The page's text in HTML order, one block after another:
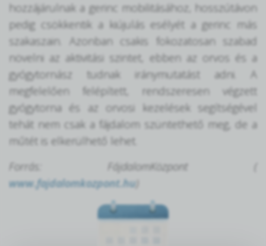
hozzájárulnak a gerinc mobilitásához, hosszútávon
pedig csökkentik a kiújulás esélyét a gerinc más
szakaszain. Azonban csakis fokozatosan szabad
növelni az aktivitási szintet, ebben az orvos és a
gyógytornász tudnak iránymutatást adni. A
megfelelően felépített, rendszeresen végzett
gyógytorna és az orvosi kezelések segítségével
tehát nem csak a fájdalom szüntethető meg, de a
műtét is elkerülhető lehet.
Forrás: FájdalomKözpont (
www.fajdalomkozpont.hu